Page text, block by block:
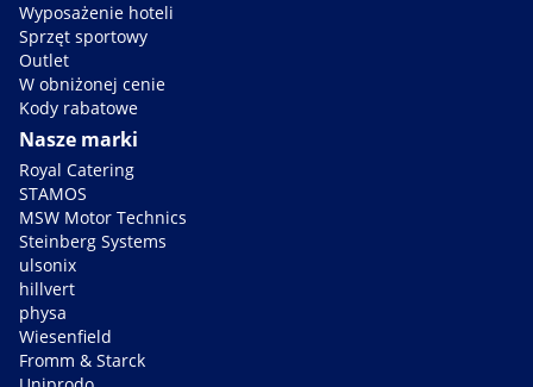
Wyposażenie hoteli
Sprzęt sportowy
Outlet
W obniżonej cenie
Kody rabatowe
Nasze marki
Royal Catering
STAMOS
MSW Motor Technics
Steinberg Systems
ulsonix
hillvert
physa
Wiesenfield
Fromm & Starck